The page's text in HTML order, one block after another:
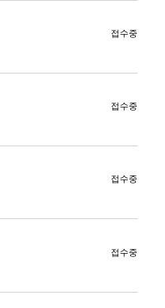
접수중
접수중
접수중
접수중